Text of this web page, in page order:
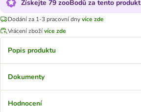
Získejte 79 zooBodů za tento produkt
Dodání za 1-3 pracovní dnyvíce zde
Vrácení zbožívíce zde
Popis produktu
Dokumenty
Hodnocení